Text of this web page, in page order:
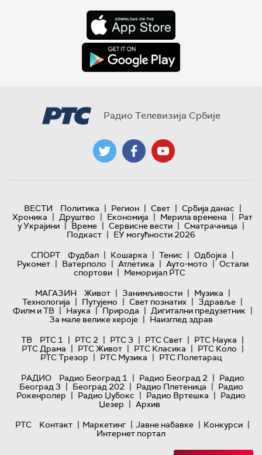
Радио Телевизија Србије
ВЕСТИ Политика | Регион | Свет | Србија данас |
Хроника | Друштво | Економија | Мерила времена | Рат
у Украјини | Време | Сервисне вести | Сматрачница |
Подкаст | ЕУ могућности 2026
СПОРТ
Фудбал | Кошарка | Тенис | Одбојка |
Рукомет | Ватерполо | Атлетика | Ауто-мото | Остали
спортови | Меморијал РТС
МАГАЗИН
Живот | Занимљивости | Музика |
Технологијa | Путујемо | Свет познатих | Здравље |
Филм и ТВ | Наука | Природа | Дигитални предузетник |
За мале велике хероје | Наизглед здрав
ТВ
РТС 1 | РТС 2 | РТС 3 | РТС Свет | РТС Наука |
РТС Драма | РТС Живот | РТС Класика | РТС Коло |
РТС Трезор | РТС Музика | РТС Полетарац
РАДИО
Радио Београд 1 | Радио Београд 2 | Радио
Београд 3 | Београд 202 | Радио Плетеница | Радио
Рокенролер | Радио Џубокс | Радио Вртешка | Радио
Џезер | Архив
РТС
Контакт | Маркетинг | Јавне набавке | Конкурси |
Интернет портал